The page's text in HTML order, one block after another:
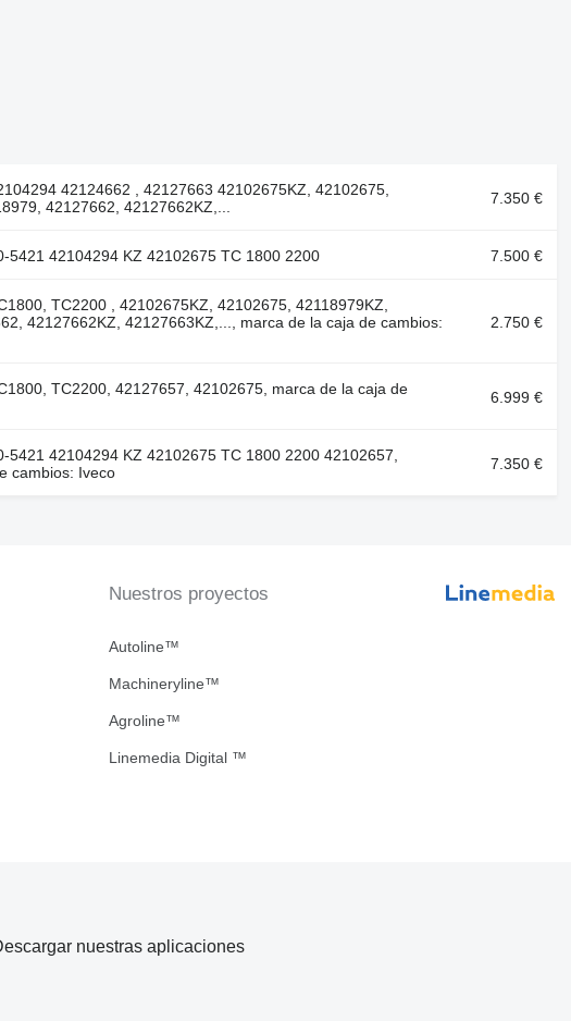
42124662 , 42127663 42102675KZ, 42102675,
42127662, 42127662KZ,...
7.350 €
5421 42104294 KZ 42102675 TC 1800 2200 7.500 €
TC2200 , 42102675KZ, 42102675, 42118979KZ,
42127662KZ, 42127663KZ,..., marca de la caja de cambios:
2.750 €
TC2200, 42127657, 42102675, marca de la caja de
6.999 €
5421 42104294 KZ 42102675 TC 1800 2200 42102657,
cambios: Iveco
7.350 €
Nuestros proyectos
Autoline™
Machineryline™
Agroline™
Linemedia Digital ™
nuestras aplicaciones